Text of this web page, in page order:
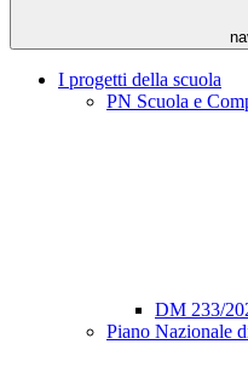
I progetti della scuola
PN Scuola e
DM 233/
Piano Nazionale